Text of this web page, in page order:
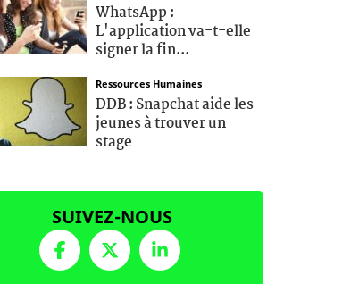
WhatsApp :
L'application va-t-elle
signer la fin...
Ressources Humaines
DDB : Snapchat aide les
jeunes à trouver un
stage
SUIVEZ-NOUS